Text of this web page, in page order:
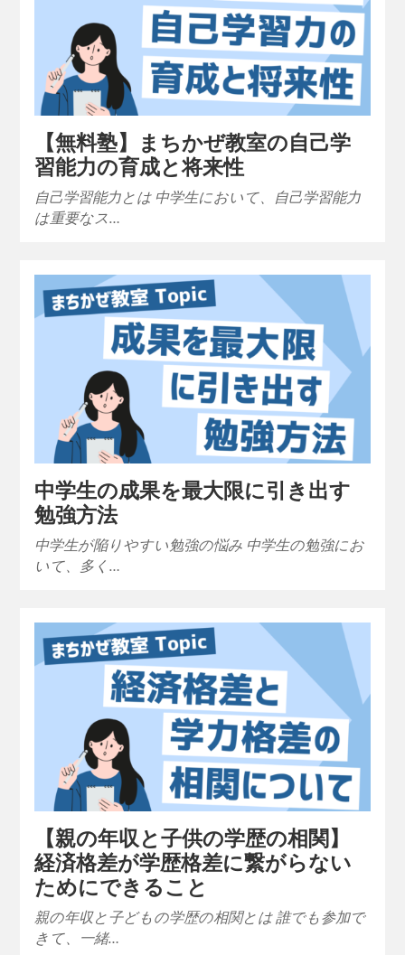
【無料塾】まちかぜ教室の自己学
習能力の育成と将来性
自己学習能力とは 中学生において、自己学習能力
は重要なス…
中学生の成果を最大限に引き出す
勉強方法
中学生が陥りやすい勉強の悩み 中学生の勉強にお
いて、多く…
【親の年収と子供の学歴の相関】
経済格差が学歴格差に繋がらない
ためにできること
親の年収と子どもの学歴の相関とは 誰でも参加で
きて、一緒…